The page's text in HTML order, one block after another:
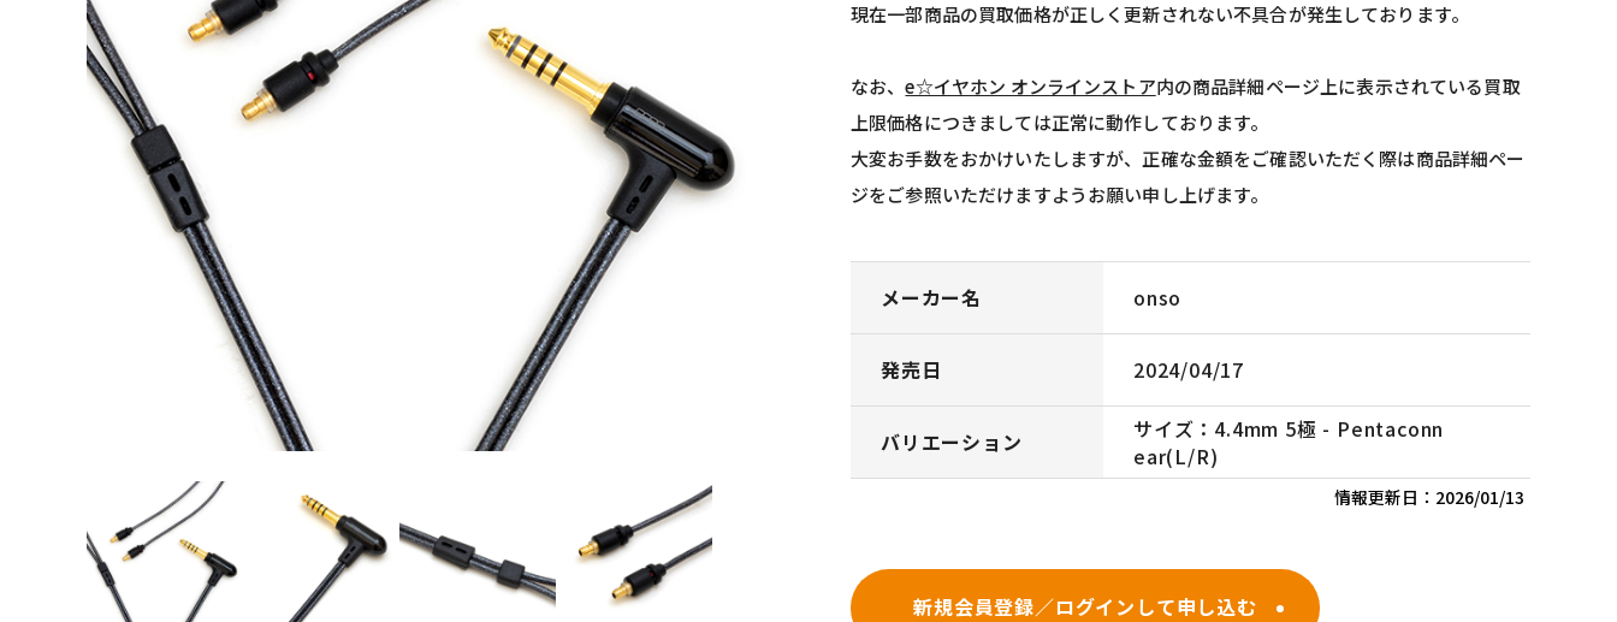
現在一部商品の買取価格が正しく更新されない不具合が発生しております。
なお、e☆イヤホン オンラインストア内の商品詳細ページ上に表示されている買取
上限価格につきましては正常に動作しております。
大変お手数をおかけいたしますが、正確な金額をご確認いただく際は商品詳細ペー
ジをご参照いただけますようお願い申し上げます。
メーカー名 onso
発売日 2024/04/17
バリエーション
サイズ：4.4mm 5極 - Pentaconn
ear(L/R)
情報更新日： 2026/01/13
新規会員登録／ログインして申し込む